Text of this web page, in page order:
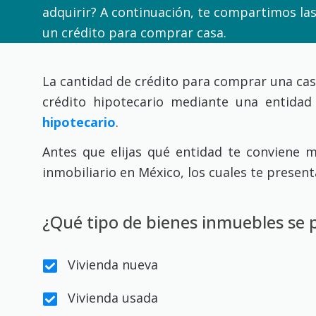
adquirir? A continuación, te compartimos
un crédito para comprar casa.
La cantidad de crédito para comprar una
crédito hipotecario mediante una
hipotecario.
Antes que elijas qué entidad te conviene
inmobiliario en México, los cuales te
¿Qué tipo de bienes inmuebles
Vivienda nueva
Vivienda usada